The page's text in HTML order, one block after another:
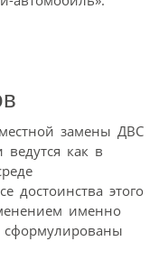
замены ДВС
ведутся как в
достоинства этого
именно
сформулированы